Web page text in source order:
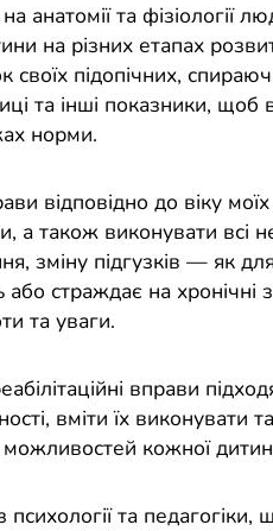
анатомії та фізіології
на різних етапах
своїх підопічних,
та інші показники, щоб
норми.
відповідно до віку
а також виконувати всі
зміну підгузків — як
або страждає на
та уваги.
вправи
вміти їх виконувати
кожної
та педагогіки,